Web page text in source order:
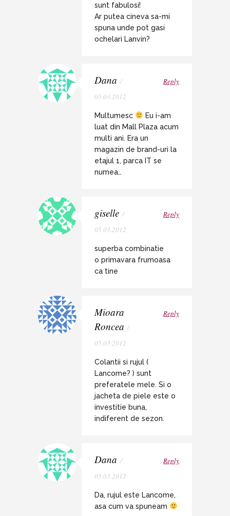
sunt fabulosi!
Ar putea cineva sa-mi
spuna unde pot gasi
ochelari Lanvin?
Dana /
05.03.2012
Reply
Multumesc
Eu i-am
luat din Mall Plaza acum
multi ani. Era un
magazin de brand-uri la
etajul 1, parca IT se
numea…
giselle /
05.03.2012
Reply
superba combinatie
o primavara frumoasa
ca tine
Mioara
Roncea /
05.03.2012
Reply
Colantii si rujul (
Lancome? ) sunt
preferatele mele. Si o
jacheta de piele este o
investitie buna,
indiferent de sezon.
Dana /
05.03.2012
Reply
Da, rujul este Lancome,
asa cum va spuneam